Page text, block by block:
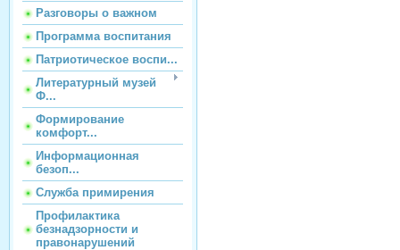
Разговоры о важном
Программа воспитания
Патриотическое воспи...
Литературный музей
Ф...
Формирование
комфорт...
Информационная
безоп...
Служба примирения
Профилактика
безнадзорности и
правонарушений